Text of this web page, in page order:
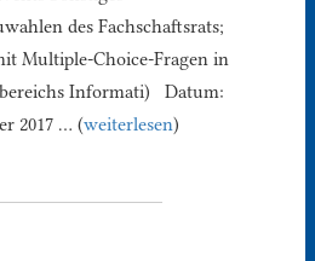
des Fachschaftsrats;
Multiple-Choice-Fragen in
Informati) Datum:
2017 … (weiterlesen)